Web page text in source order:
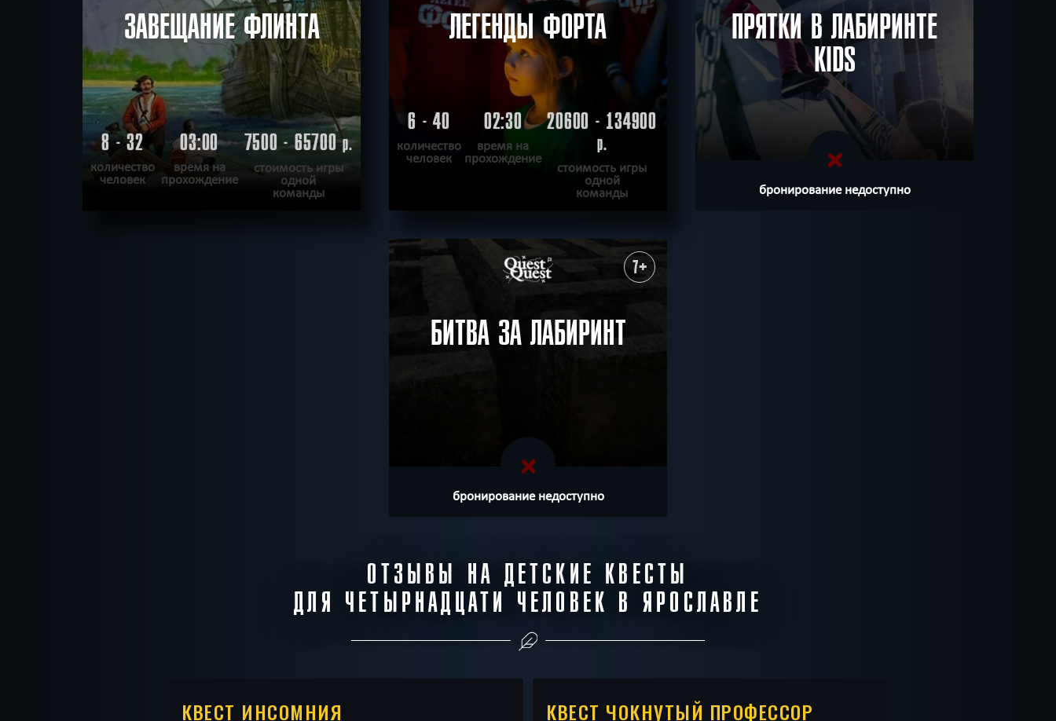
ЗАВЕЩАНИЕ ФЛИНТА
8 - 32
количество
человек
03:00
время на
прохождение
7500 - 65700р.
стоимость игры
одной
команды
ЛЕГЕНДЫ ФОРТА
6 - 40
количество
человек
02:30
время на
прохождение
20600 - 134900
р.
стоимость игры
одной
команды
ХОЧУ ПРОЙТИ | КВЕСТ ПРОЙДЕН
ПРЯТКИ В ЛАБИРИНТЕ
KIDS
бронирование недоступно
7+
БИТВА ЗА ЛАБИРИНТ
бронирование недоступно
ОТЗЫВЫ НА ДЕТСКИЕ КВЕСТЫ
ДЛЯ ЧЕТЫРНАДЦАТИ ЧЕЛОВЕК В ЯРОСЛАВЛЕ
КВЕСТ ИНСОМНИЯ КВЕСТ ЧОКНУТЫЙ ПРОФЕССОР